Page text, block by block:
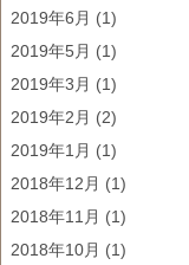
2019年6月 (1)
2019年5月 (1)
2019年3月 (1)
2019年2月 (2)
2019年1月 (1)
2018年12月 (1)
2018年11月 (1)
2018年10月 (1)